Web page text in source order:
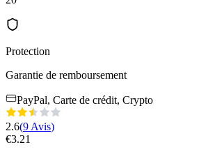
Protection
Garantie de remboursement
PayPal, Carte de crédit, Crypto
2.6(9 Avis)
€3.21